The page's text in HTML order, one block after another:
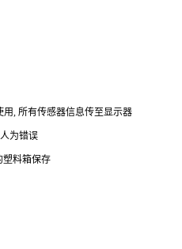
用, 所有传感器信息传至显示器
为错误
塑料箱保存